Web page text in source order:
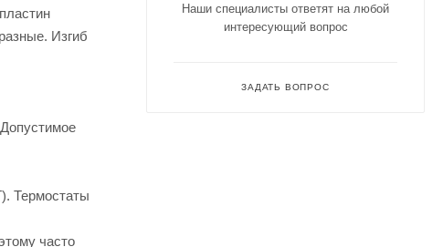
Изгиб
Термостаты
часто
Наши специалисты ответят на любой
интересующий вопрос
ЗАДАТЬ ВОПРОС